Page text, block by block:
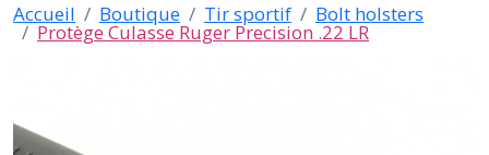
Accueil Boutique Tir sportif Bolt holsters
Protège Culasse Ruger Precision .22 LR